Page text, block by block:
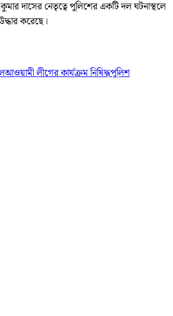
দাসের নেতৃত্বে পুলিশের একটি দল ঘটনাস্থলে
করেছে।
আওয়ামী লীগের কার্যক্রম নিষিদ্ধপুলিশ